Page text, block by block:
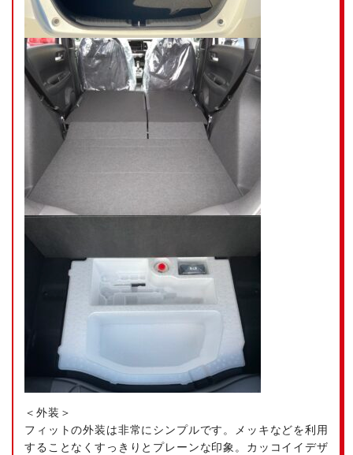
＜外装＞
フィットの外装は非常にシンプルです。メッキなどを利用
することなくすっきりとプレーンな印象。カッコイイデザ